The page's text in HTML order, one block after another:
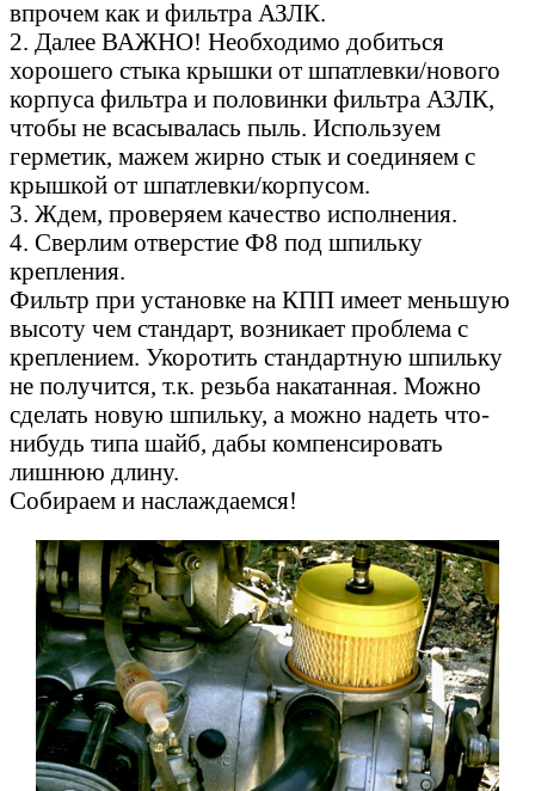
впрочем как и фильтра АЗЛК.
2. Далее ВАЖНО! Необходимо добиться
хорошего стыка крышки от шпатлевки/нового
корпуса фильтра и половинки фильтра АЗЛК,
чтобы не всасывалась пыль. Используем
герметик, мажем жирно стык и соединяем с
крышкой от шпатлевки/корпусом.
3. Ждем, проверяем качество исполнения.
4. Сверлим отверстие Ф8 под шпильку
крепления.
Фильтр при установке на КПП имеет меньшую
высоту чем стандарт, возникает проблема с
креплением. Укоротить стандартную шпильку
не получится, т.к. резьба накатанная. Можно
сделать новую шпильку, а можно надеть что-
нибудь типа шайб, дабы компенсировать
лишнюю длину.
Собираем и наслаждаемся!